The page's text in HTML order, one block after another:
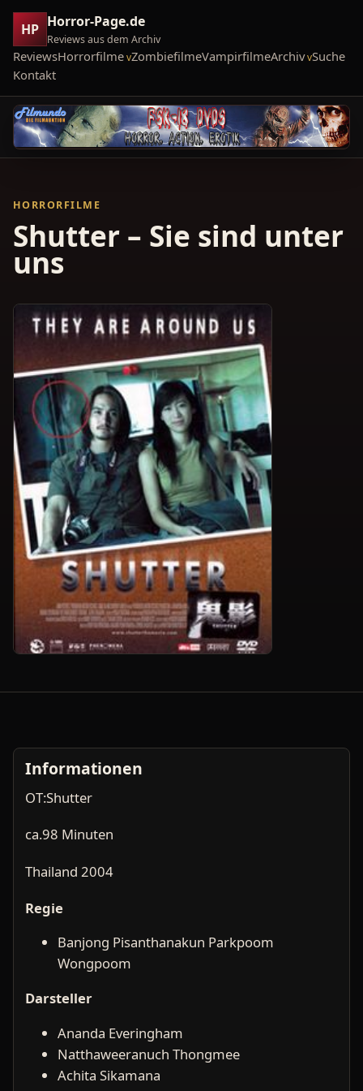
HP Horror-Page.de
Reviews aus dem Archiv
ReviewsHorrorfilme ZombiefilmeVampirfilmeArchiv Suche
Kontakt
HORRORFILME
Shutter – Sie sind unter
uns
Informationen
OT:Shutter
ca.98 Minuten
Thailand 2004
Regie
Banjong Pisanthanakun Parkpoom
Wongpoom
Darsteller
Ananda Everingham
Natthaweeranuch Thongmee
Achita Sikamana